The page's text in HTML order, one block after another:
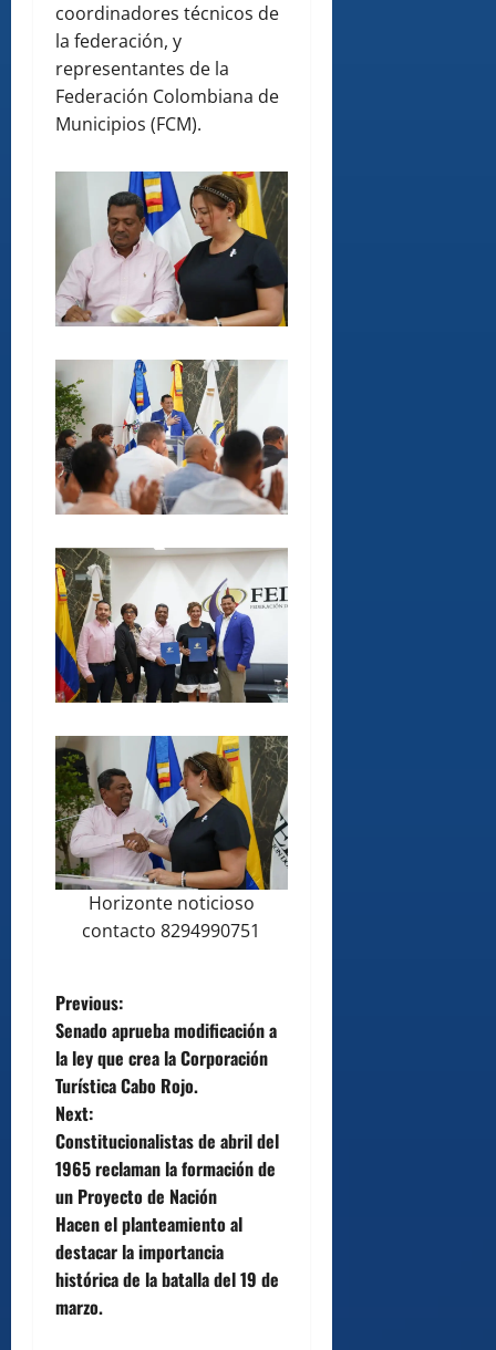
coordinadores técnicos de
la federación, y
representantes de la
Federación Colombiana de
Municipios (FCM).
Horizonte noticioso
contacto 8294990751
P
o
s
t
n
a
v
Previous:
Senado aprueba modificación a
la ley que crea la Corporación
Turística Cabo Rojo.
Next:
Constitucionalistas de abril del
1965 reclaman la formación de
un Proyecto de Nación
Hacen el planteamiento al
destacar la importancia
histórica de la batalla del 19 de
marzo.